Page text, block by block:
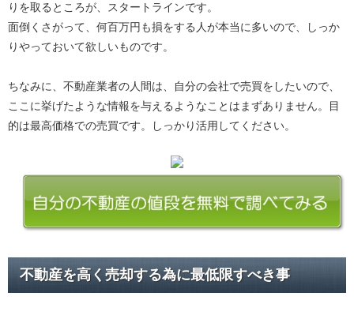
りを取るところが、スタートラインです。
面倒くさがって、何百万円も損をする人が本当に多いので、しっか
りやっておいて欲しいものです。
ちなみに、不動産業者の人間は、自分の会社で売買をしたいので、
ここに挙げたような情報を与えるようなことはまずありません。目
的は最高価格での売買です。しっかり活用してください。
不動産を高く売却する為に最低限すべき事